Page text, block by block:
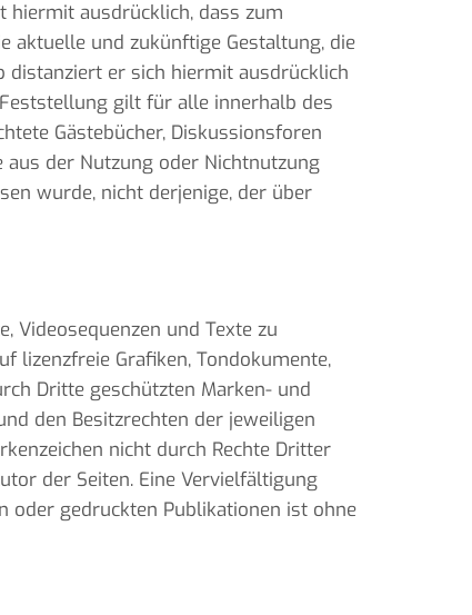
hiermit ausdrücklich, dass zum
aktuelle und zukünftige Gestaltung, die
distanziert er sich hiermit ausdrücklich
gilt für alle innerhalb des
Gästebücher, Diskussionsforen
der Nutzung oder Nichtnutzung
wurde, nicht derjenige, der über
Videosequenzen und Texte zu
lizenzfreie Grafiken, Tondokumente,
Dritte geschützten Marken- und
den Besitzrechten der jeweiligen
nicht durch Rechte Dritter
der Seiten. Eine Vervielfältigung
oder gedruckten Publikationen ist ohne